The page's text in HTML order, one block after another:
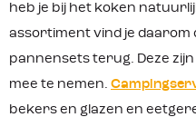
heb je bij het koken
assortiment vind je
pannensets terug. Deze
mee te nemen.
bekers en glazen en